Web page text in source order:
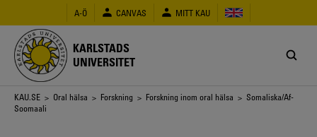
huvudinnehåll
A-Ö CANVAS MITT KAU
KARLSTADS
UNIVERSITET
Länkstig
KAU.SE > Oral hälsa > Forskning > Forskning inom oral hälsa > Somaliska/Af-
Soomaali